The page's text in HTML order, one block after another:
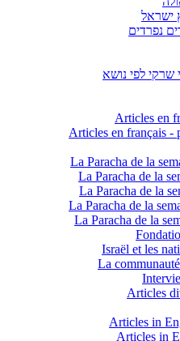
ישראל
נפרדים
לפי נושא
Articles en
La Paracha de la
La Paracha de la
La Paracha de la
La Paracha de la
La Paracha de la
Israël et les
La
Articles
Articles in
Articles in